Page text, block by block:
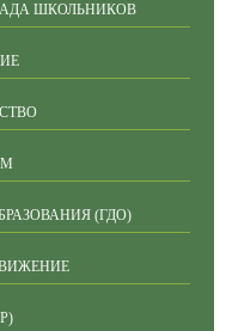
ШКОЛЬНИКОВ
(ГДО)